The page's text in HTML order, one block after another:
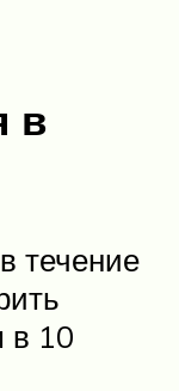
в
течение
в 10